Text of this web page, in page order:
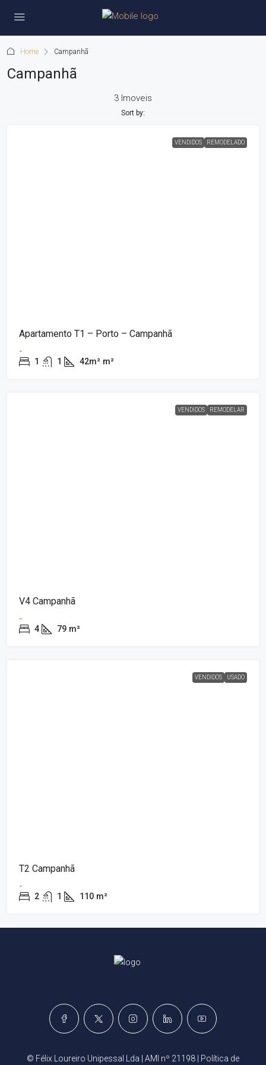
Home Campanhã
Campanhã
3 Imoveis
Sort by:
VENDIDOS REMODELADO
Apartamento T1 – Porto – Campanhã
-
1 1 42m² m²
VENDIDOS REMODELAR
V4 Campanhã
-
4 79 m²
VENDIDOS USADO
T2 Campanhã
-
2 1 110 m²
© Félix Loureiro Unipessal Lda | AMI nº 21198 | Política de